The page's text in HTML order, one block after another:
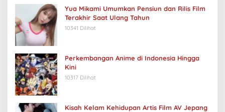
Yua Mikami Umumkan Pensiun dan Rilis Film
Terakhir Saat Ulang Tahun
10341 Dilihat
Perkembangan Anime di Indonesia Hingga
Kini
10317 Dilihat
Kisah Kelam Kehidupan Artis Film AV Jepang